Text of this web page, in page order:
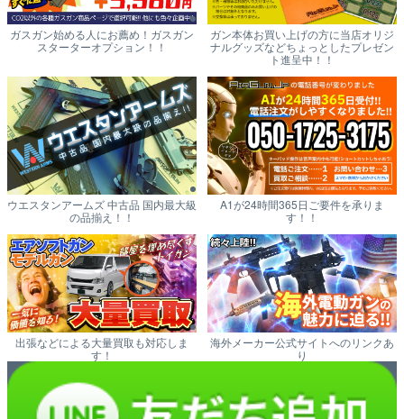
ガスガン始める人にお薦め！ガスガン
スターターオプション！！
ガン本体お買い上げの方に当店オリジ
ナルグッズなどちょっとしたプレゼン
ト進呈中！！
ウエスタンアームズ 中古品 国内最大級
の品揃え！！
A1が24時間365日ご要件を承りま
す！！
出張などによる大量買取も対応しま
す！
海外メーカー公式サイトへのリンクあ
り